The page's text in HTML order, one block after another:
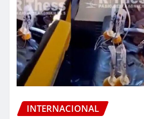
INTERNACIONAL